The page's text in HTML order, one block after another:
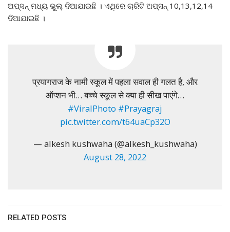
ଅପ୍ସନ୍ ମଧ୍ୟ ଭୁଲ୍ ଦିଆଯାଇଛି । ଏଥିରେ ଚାରିଟି ଅପ୍ସନ୍ 10,13,12,14
ଦିଆଯାଇଛି ।
प्रयागराज के नामी स्कूल में पहला सवाल ही गलत है, और
ऑप्शन भी… बच्चे स्कूल से क्या ही सीख पाएंगे…
#ViralPhoto #Prayagraj
pic.twitter.com/t64uaCp32O
— alkesh kushwaha (@alkesh_kushwaha)
August 28, 2022
RELATED POSTS